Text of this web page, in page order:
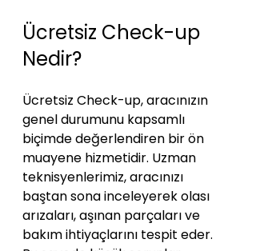
Ücretsiz Check-up
Nedir?
Ücretsiz Check-up, aracınızın
genel durumunu kapsamlı
biçimde değerlendiren bir ön
muayene hizmetidir. Uzman
teknisyenlerimiz, aracınızı
baştan sona inceleyerek olası
arızaları, aşınan parçaları ve
bakım ihtiyaçlarını tespit eder.